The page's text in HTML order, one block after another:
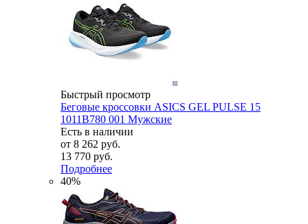
Быстрый просмотр
Беговые кроссовки ASICS GEL PULSE 15
1011B780 001 Мужские
Есть в наличии
от 8 262 руб.
13 770 руб.
Подробнее
40%